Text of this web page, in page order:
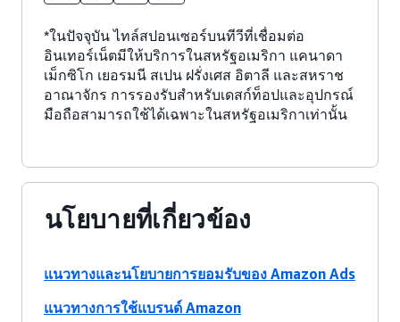
*ในปัจจุบัน ไทล์สปอนเซอร์บนทีวีที่เชื่อมต่อ
อินเทอร์เน็ตมีให้บริการในสหรัฐอเมริกา แคนาดา
เม็กซิโก เยอรมนี สเปน ฝรั่งเศส อิตาลี และสหราช
อาณาจักร การรองรับสำหรับเดสก์ท็อปและอุปกรณ์
มือถือสามารถใช้ได้เฉพาะในสหรัฐอเมริกาเท่านั้น
นโยบายที่เกี่ยวข้อง
แนวทางและนโยบายการยอมรับของ Amazon Ads
แนวทางการใช้แบรนด์ Amazon